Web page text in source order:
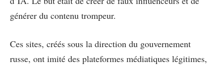
générer du contenu trompeur.
Ces sites, créés sous la direction du gouvernement
russe, ont imité des plateformes médiatiques légitimes,